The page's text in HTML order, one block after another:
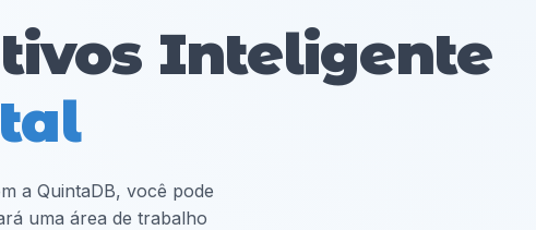
Inteligente
a QuintaDB, você pode
uma área de trabalho